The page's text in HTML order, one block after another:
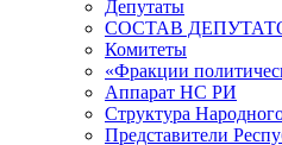
Депутаты
СОСТАВ
Комитеты
«Фракции
Аппарат НС РИ
Структура
Представители